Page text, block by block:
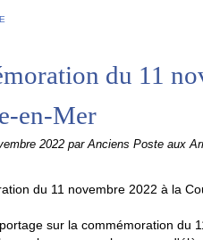
du 11
en-Mer
2022 par Anciens Poste aux
sur la commémoration du